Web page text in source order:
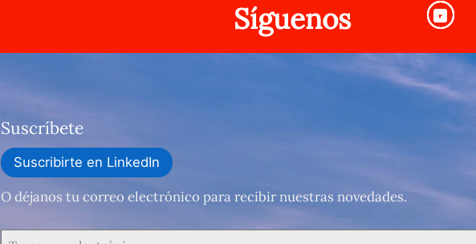
Síguenos
Suscríbete
Suscribirte en LinkedIn
O déjanos tu correo electrónico para recibir nuestras novedades.